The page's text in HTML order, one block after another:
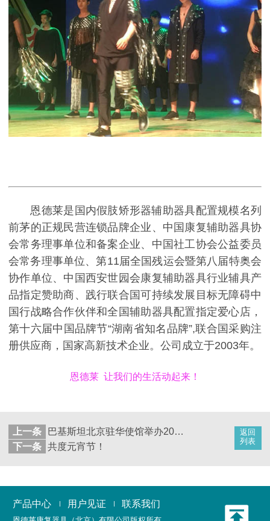
恩德莱是国内假肢矫形器辅助器具配置规模名列
前茅的正规民营连锁品牌企业、中国康复辅助器具协
会常务理事单位和备案企业、中国社工协会公益委员
会常务理事单位、第11届全国残运会暨第八届特奥会
协作单位、中国西安世园会康复辅助器具行业辅具产
品指定赞助商、践行联合国可持续发展目标无障碍中
国行战略合作伙伴和全国辅助器具配置指定爱心店，
第十六届中国品牌节“湖南省知名品牌”,联合国采购注
册供应商，国家高新技术企业。公司成立于2003年。
恩德莱 让我们的生活动起来！
返回
列表
上一条
巴基斯坦北京驻华使馆举办2016年慈善义卖会
下一条 共度元宵节！
产品中心 用户见证 联系我们